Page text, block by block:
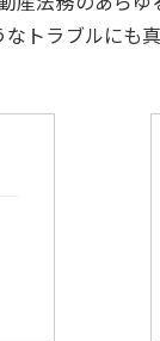
トラブルにも